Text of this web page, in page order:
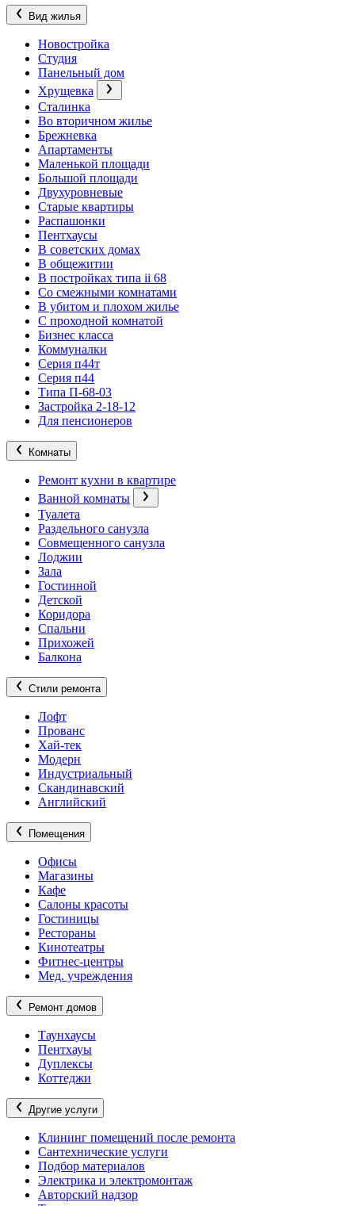
Вид жилья
Новостройка
Студия
Панельный дом
Хрущевка
Сталинка
Во вторичном жилье
Брежневка
Апартаменты
Маленькой площади
Большой площади
Двухуровневые
Старые квартиры
Распашонки
Пентхаусы
В советских домах
В общежитии
В постройках типа ii 68
Со смежными комнатами
В убитом и плохом жилье
С проходной комнатой
Бизнес класса
Коммуналки
Серия п44т
Серия п44
Типа П-68-03
Застройка 2-18-12
Для пенсионеров
Комнаты
Ремонт кухни в квартире
Ванной комнаты
Туалета
Раздельного санузла
Совмещенного санузла
Лоджии
Зала
Гостинной
Детской
Коридора
Спальни
Прихожей
Балкона
Стили ремонта
Лофт
Прованс
Хай-тек
Модерн
Индустриальный
Скандинавский
Английский
Помещения
Офисы
Магазины
Кафе
Салоны красоты
Гостиницы
Рестораны
Кинотеатры
Фитнес-центры
Мед. учреждения
Ремонт домов
Таунхаусы
Пентхауы
Дуплексы
Коттеджи
Другие услуги
Клининг помещений после ремонта
Сантехнические услуги
Подбор материалов
Электрика и электромонтаж
Авторский надзор